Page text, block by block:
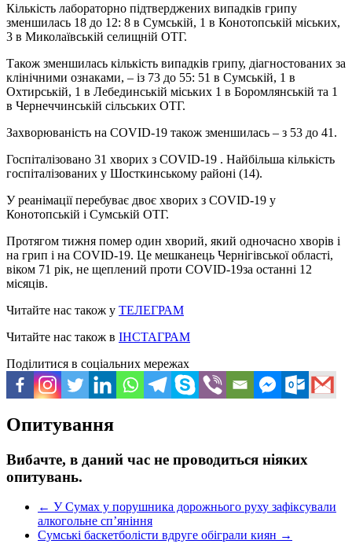
Кількість лабораторно підтверджених випадків грипу
зменшилась 18 до 12: 8 в Сумській, 1 в Конотопській міських,
3 в Миколаївській селищній ОТГ.
Також зменшилась кількість випадків грипу, діагностованих за
клінічними ознаками, – із 73 до 55: 51 в Сумській, 1 в
Охтирській, 1 в Лебединській міських 1 в Боромлянській та 1
в Чернеччинській сільських ОТГ.
Захворюваність на COVID-19 також зменшилась – з 53 до 41.
Госпіталізовано 31 хворих з COVID-19 . Найбільша кількість
госпіталізованих у Шосткинському районі (14).
У реанімації перебуває двоє хворих з COVID-19 у
Конотопській і Сумській ОТГ.
Протягом тижня помер один хворий, який одночасно хворів і
на грип і на COVID-19. Це мешканець Чернігівської області,
віком 71 рік, не щеплений проти COVID-19за останні 12
місяців.
Читайте нас також у ТЕЛЕГРАМ
Читайте нас також в ІНСТАГРАМ
Поділитися в соціальних мережах
Опитування
Вибачте, в даний час не проводиться ніяких
опитувань.
← У Сумах у порушника дорожнього руху зафіксували
алкогольне сп’яніння
Сумські баскетболісти вдруге обіграли киян →